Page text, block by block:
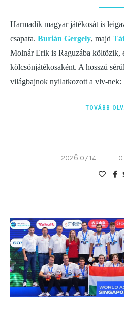
Harmadik magyar játékosát is
csapata. Burián Gergely, majd
Molnár Erik is Raguzába költözik,
kölcsönjátékosaként. A hosszú
világbajnok nyilatkozott a vlv-nek:
TOVÁBB
2026.07.14.